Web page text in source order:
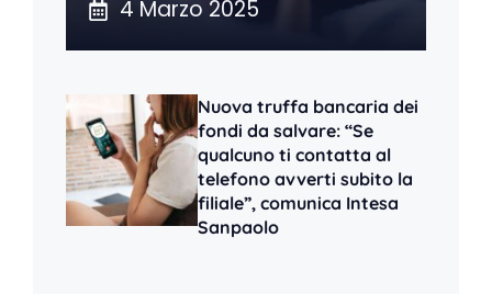
4 Marzo 2025
Nuova truffa bancaria dei
fondi da salvare: “Se
qualcuno ti contatta al
telefono avverti subito la
filiale”, comunica Intesa
Sanpaolo